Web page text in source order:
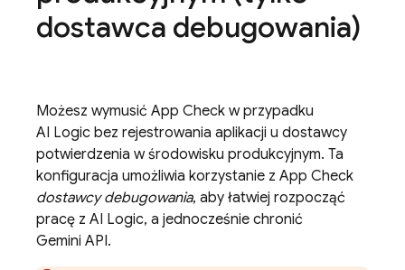
dostawca debugowania)
Możesz wymusić App Check w przypadku
AI Logic bez rejestrowania aplikacji u dostawcy
potwierdzenia w środowisku produkcyjnym. Ta
konfiguracja umożliwia korzystanie z App Check
dostawcy debugowania, aby łatwiej rozpocząć
pracę z AI Logic, a jednocześnie chronić
Gemini API.